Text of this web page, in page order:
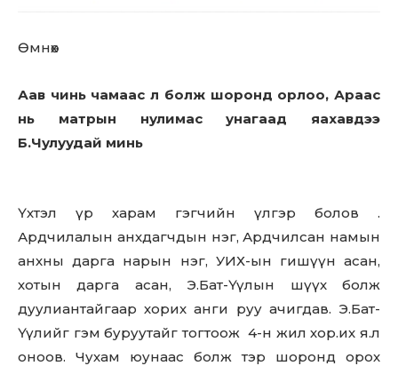
Өмнөх
Аав чинь чамаас л болж шopoнд орлоо, Араас
нь матрын нулимас унагаад яахавдээ
Б.Чулуудай минь
Үхтэл үр харам гэгчийн үлгэр болов .
Ардчилалын анхдагчдын нэг, Ардчилсан намын
анхны дарга нарын нэг, УИХ-ын гишүүн асан,
хотын дарга асан, Э.Бат-Үүлын шүүх болж
дуулиантайгаар хорих анги руу ачигдав. Э.Бат-
Үүлийг гэм буруутайг тогтоож 4-н жил хор.их я.л
оноов. Чухам юунаас болж тэр шopoнд орох